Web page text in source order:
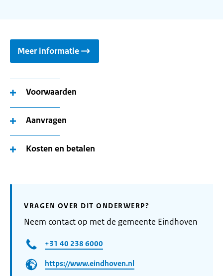
Meer informatie
Voorwaarden
Aanvragen
Kosten en betalen
VRAGEN OVER DIT ONDERWERP?
Neem contact op met de gemeente Eindhoven
+31 40 238 6000
https://www.eindhoven.nl